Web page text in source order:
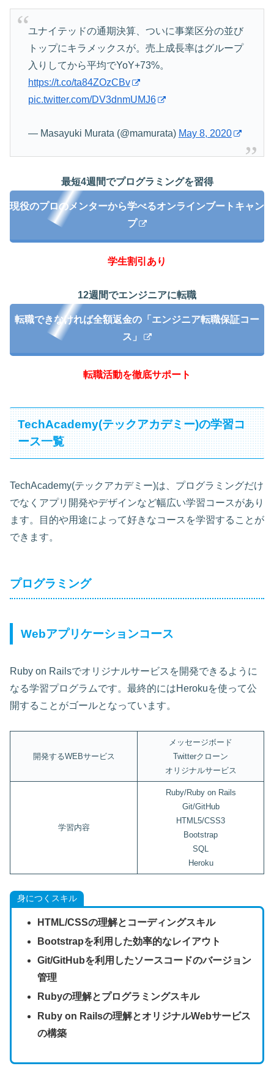
ユナイテッドの通期決算、ついに事業区分の並び
トップにキラメックスが。売上成長率はグループ
入りしてから平均でYoY+73%。
https://t.co/ta84ZOzCBv
pic.twitter.com/DV3dnmUMJ6
— Masayuki Murata (@mamurata) May 8, 2020
最短4週間でプログラミングを習得
現役のプロのメンターから学べるオンラインブートキャン
プ
学生割引あり
12週間でエンジニアに転職
転職できなければ全額返金の「エンジニア転職保証コー
ス」
転職活動を徹底サポート
TechAcademy(テックアカデミー)の学習コ
ース一覧
TechAcademy(テックアカデミー)は、プログラミングだけ
でなくアプリ開発やデザインなど幅広い学習コースがあり
ます。目的や用途によって好きなコースを学習することが
できます。
プログラミング
Webアプリケーションコース
Ruby on Railsでオリジナルサービスを開発できるように
なる学習プログラムです。最終的にはHerokuを使って公
開することがゴールとなっています。
開発するWEBサービス
メッセージボード
Twitterクローン
オリジナルサービス
学習内容
Ruby/Ruby on Rails
Git/GitHub
HTML5/CSS3
Bootstrap
SQL
Heroku
身につくスキル
HTML/CSSの理解とコーディングスキル
Bootstrapを利用した効率的なレイアウト
Git/GitHubを利用したソースコードのバージョン
管理
Rubyの理解とプログラミングスキル
Ruby on Railsの理解とオリジナルWebサービス
の構築